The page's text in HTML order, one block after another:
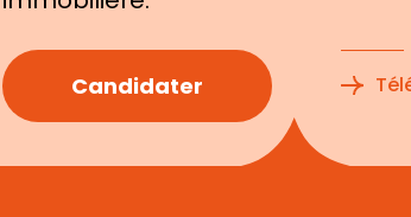
Candidater